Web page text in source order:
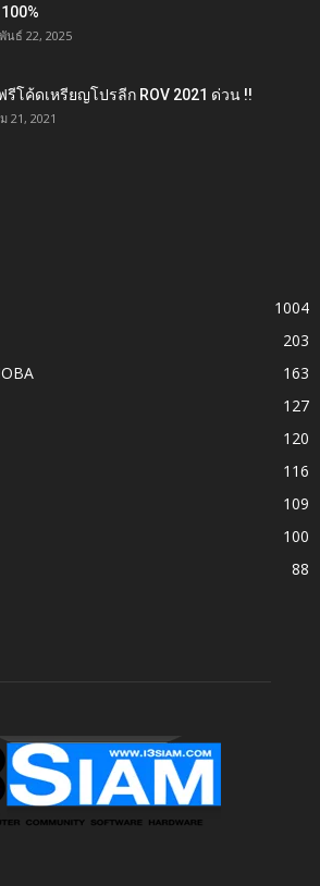
นธ์ 22, 2025
รีโค้ดเหรียญโปรลีก ROV 2021 ด่วน !!
21, 2021
1004
203
163
127
120
116
109
100
88